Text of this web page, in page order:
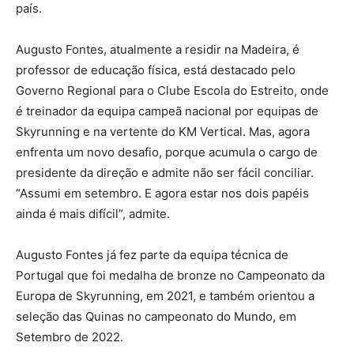
país.
Augusto Fontes, atualmente a residir na Madeira, é
professor de educação física, está destacado pelo
Governo Regional para o Clube Escola do Estreito, onde
é treinador da equipa campeã nacional por equipas de
Skyrunning e na vertente do KM Vertical. Mas, agora
enfrenta um novo desafio, porque acumula o cargo de
presidente da direção e admite não ser fácil conciliar.
“Assumi em setembro. E agora estar nos dois papéis
ainda é mais difícil”, admite.
Augusto Fontes já fez parte da equipa técnica de
Portugal que foi medalha de bronze no Campeonato da
Europa de Skyrunning, em 2021, e também orientou a
seleção das Quinas no campeonato do Mundo, em
Setembro de 2022.